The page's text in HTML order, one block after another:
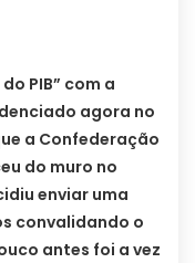
PIB” com a
agora no
a Confederação
do muro no
enviar uma
convalidando o
antes foi a vez